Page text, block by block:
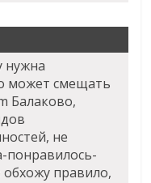
нужна
может смещать
Балаково,
не
понравилось-
обхожу правило,